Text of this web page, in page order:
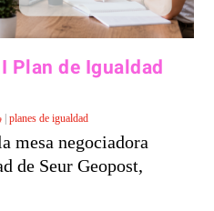
Plan de Igualdad
|planes de igualdad
mesa negociadora
de Seur Geopost,